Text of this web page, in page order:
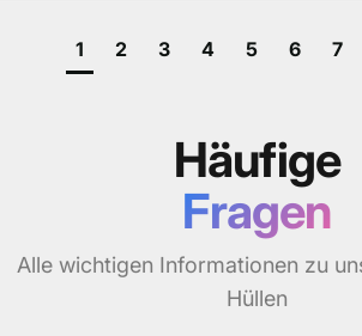
1 2 3 4 5 6 7
Häufige
Fragen
Alle wichtigen Informationen zu
Hüllen